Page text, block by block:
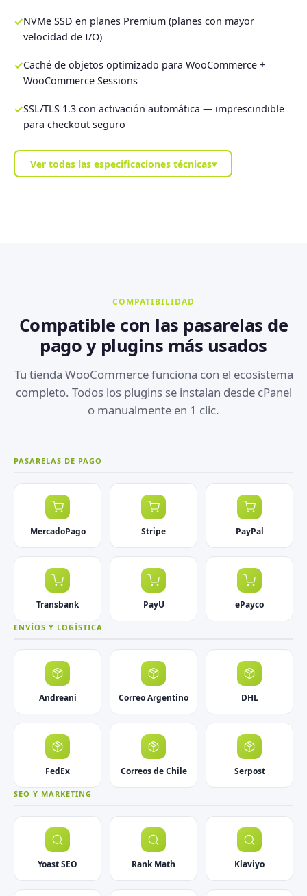
✓NVMe SSD en planes Premium (planes con mayor
velocidad de I/O)
✓Caché de objetos optimizado para WooCommerce +
WooCommerce Sessions
✓SSL/TLS 1.3 con activación automática — imprescindible
para checkout seguro
Ver todas las especificaciones técnicas▾
COMPATIBILIDAD
Compatible con las pasarelas de
pago y plugins más usados
Tu tienda WooCommerce funciona con el ecosistema
completo. Todos los plugins se instalan desde cPanel
o manualmente en 1 clic.
PASARELAS DE PAGO
MercadoPago Stripe PayPal
Transbank PayU ePayco
ENVÍOS Y LOGÍSTICA
Andreani Correo Argentino DHL
FedEx Correos de Chile Serpost
SEO Y MARKETING
Yoast SEO Rank Math Klaviyo